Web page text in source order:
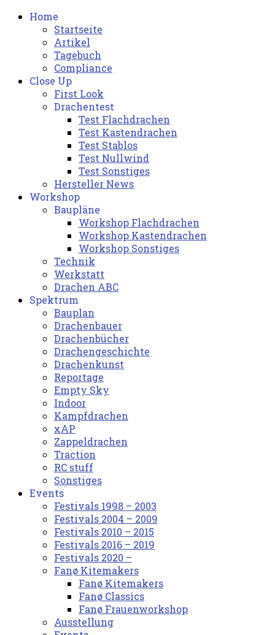
Home
Startseite
Artikel
Tagebuch
Compliance
Close Up
First Look
Drachentest
Test Flachdrachen
Test Kastendrachen
Test Stablos
Test Nullwind
Test Sonstiges
Hersteller News
Workshop
Baupläne
Workshop Flachdrachen
Workshop Kastendrachen
Workshop Sonstiges
Technik
Werkstatt
Drachen ABC
Spektrum
Bauplan
Drachenbauer
Drachenbücher
Drachengeschichte
Drachenkunst
Reportage
Empty Sky
Indoor
Kampfdrachen
xAP
Zappeldrachen
Traction
RC stuff
Sonstiges
Events
Festivals 1998 – 2003
Festivals 2004 – 2009
Festivals 2010 – 2015
Festivals 2016 – 2019
Festivals 2020 –
Fanø Kitemakers
Fanø Kitemakers
Fanø Classics
Fanø Frauenworkshop
Ausstellung